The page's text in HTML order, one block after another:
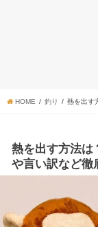
HOME 釣り 熱を出す
熱を出す方法は
や言い訳など徹